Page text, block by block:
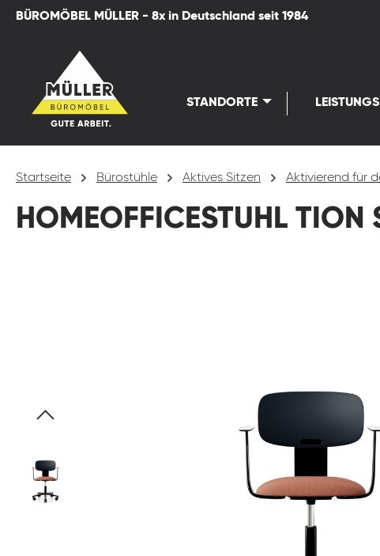
Zur Hauptnavigation springen
BÜROMÖBEL MÜLLER - 8x in Deutschland seit 1984
STANDORTE
Startseite Bürostühle Aktives Sitzen Aktivierend für
HOMEOFFICESTUHL TION